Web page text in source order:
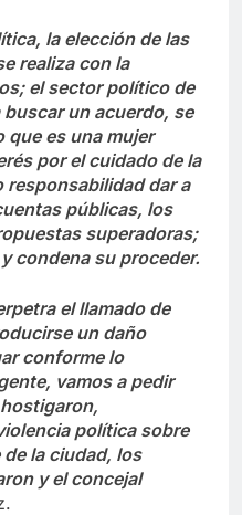
la elección de las
realiza con la
el sector político de
un acuerdo, se
que es una mujer
por el cuidado de la
responsabilidad dar a
públicas, los
superadoras;
condena su proceder.
el llamado de
un daño
conforme lo
vamos a pedir
política sobre
la ciudad, los
y el concejal